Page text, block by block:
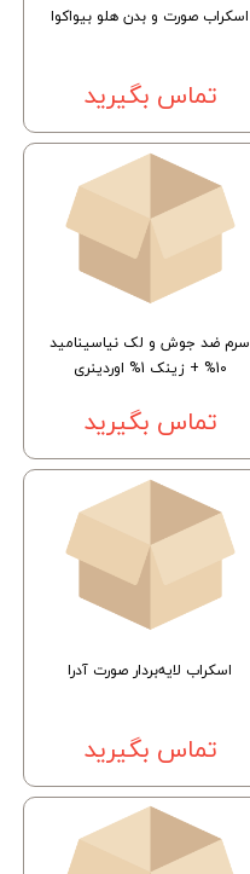
اسکراب صورت و بدن هلو بیواکوا
تماس بگیرید
سرم ضد جوش و لک نیاسینامید
10% + زینک 1% اوردینری
تماس بگیرید
اسکراب لایه‌بردار صورت آدرا
تماس بگیرید